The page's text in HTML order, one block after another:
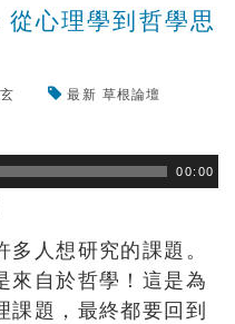
從心理學到哲學思
最新 草根論壇
00:00
人想研究的課題。
來自於哲學！這是為
課題，最終都要回到